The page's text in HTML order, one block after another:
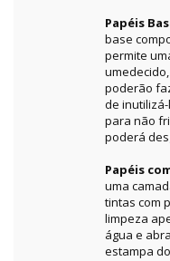
Papéis
base
permite
poderão
de
para não
poderá
Papéis
uma
tintas com
limpeza
água e
estampa